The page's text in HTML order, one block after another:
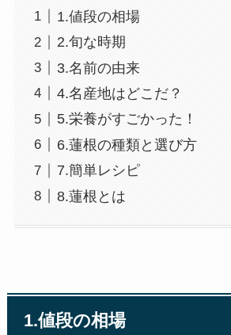
1.値段の相場
2.旬な時期
3.名前の由来
4.名産地はどこだ？
5.栄養がすごかった！
6.蓮根の種類と選び方
7.簡単レシピ
8.蓮根とは
1.値段の相場